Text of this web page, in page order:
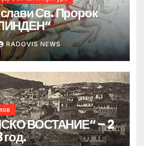
Св. Пророк
RADOVIS NEWS
ВОСТАНИЕ“ – 2
год.